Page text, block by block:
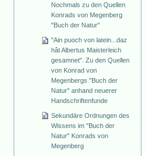
Nochmals zu den Quellen
Konrads von Megenberg
"Buch der Natur"
"Ain puoch von latein...daz
hât Albertus Maisterleich
gesamnet". Zu den Quellen
von Konrad von
Megenbergs "Buch der
Natur" anhand neuerer
Handschriftenfunde
Sekundäre Ordnungen des
Wissens im "Buch der
Natur" Konrads von
Megenberg